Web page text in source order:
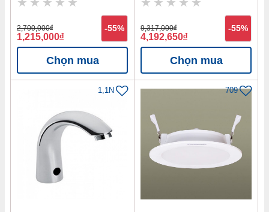
2,700,000đ
1,215,000đ
-55%
Chọn mua
9,317,000đ
4,192,650đ
-55%
Chọn mua
1,1N 709